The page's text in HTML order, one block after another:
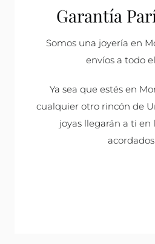
Garantía
Somos una joyería en
envíos a todo
Ya sea que estés en
cualquier otro rincón de
joyas llegarán a ti en
acordados.